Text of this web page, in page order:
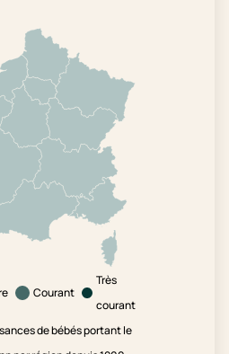
Courant
Très
courant
de bébés portant le